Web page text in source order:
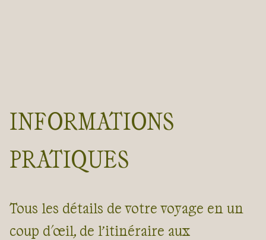
INFORMATIONS
PRATIQUES
Tous les détails de votre voyage en un
coup d'œil, de l’itinéraire aux